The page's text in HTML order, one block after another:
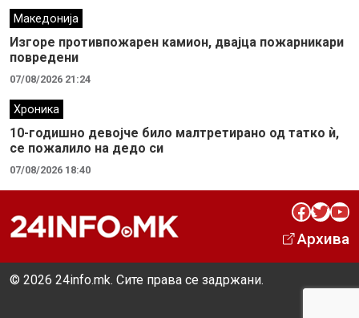
Македонија
Изгоре противпожарен камион, двајца пожарникари
повредени
07/08/2026 21:24
Хроника
10-годишно девојче било малтретирано од татко ѝ,
се пожалило на дедо си
07/08/2026 18:40
Facebook Twitter YouTube
Архива
© 2026 24info.mk. Сите права се задржани.